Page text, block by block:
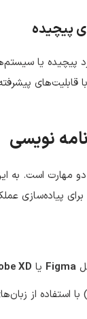
پیچیده
پیچیده یا
با قابلیت‌های
مهارت است. به
برای پیاده‌سازی
Figma یا XD